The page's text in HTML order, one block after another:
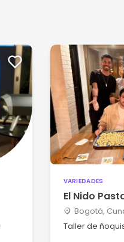
VARIEDADES
El Nido
Bogotá,
Taller de